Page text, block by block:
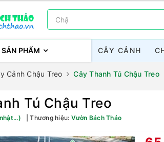
PHẨM CÂY CẢNH
Cảnh Chậu Treo Cây Thanh Tú Chậu Treo
Tú Chậu Treo
Thương hiệu: Vườn Bách Thảo